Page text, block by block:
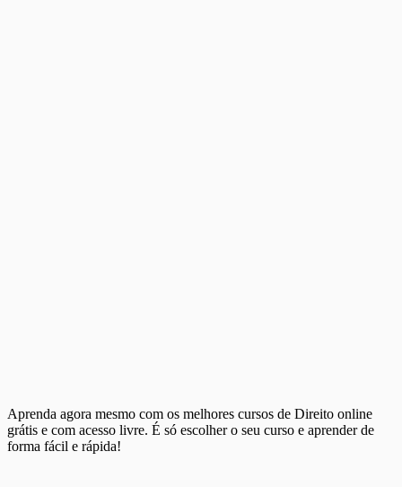
Aprenda agora mesmo com os melhores cursos de Direito online
grátis e com acesso livre. É só escolher o seu curso e aprender de
forma fácil e rápida!